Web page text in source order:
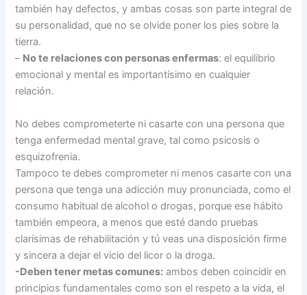
también hay defectos, y ambas cosas son parte integral de
su personalidad, que no se olvide poner los pies sobre la
tierra.
– No te relaciones con personas enfermas: el equilibrio
emocional y mental es importantísimo en cualquier
relación.
No debes comprometerte ni casarte con una persona que
tenga enfermedad mental grave, tal como psicosis o
esquizofrenia.
Tampoco te debes comprometer ni menos casarte con una
persona que tenga una adicción muy pronunciada, como el
consumo habitual de alcohol o drogas, porque ese hábito
también empeora, a menos que esté dando pruebas
clarísimas de rehabilitación y tú veas una disposición firme
y sincera a dejar el vicio del licor o la droga.
-Deben tener metas comunes: ambos deben coincidir en
principios fundamentales como son el respeto a la vida, el